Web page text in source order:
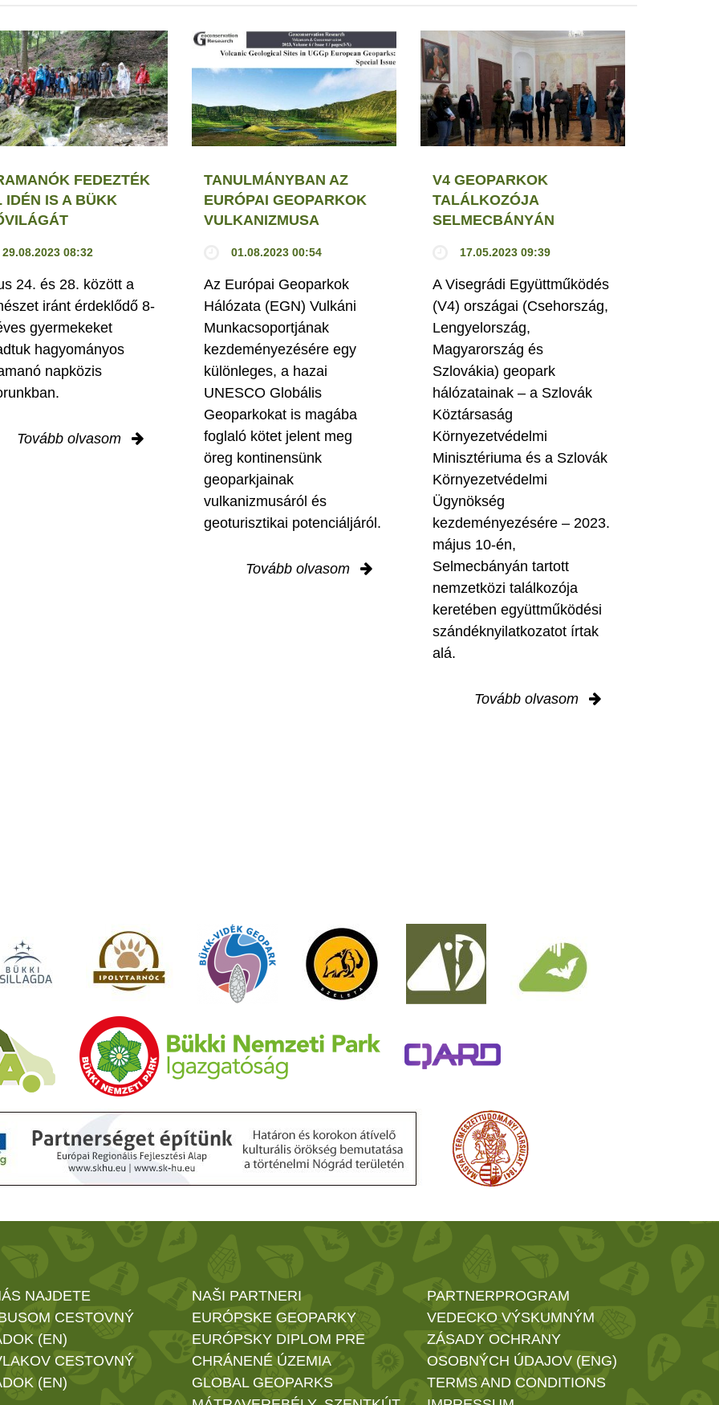
FEDEZTÉK
IDÉN IS A BÜKK
29.08.2023 08:32
24. és 28. között a
iránt érdeklődő 8-
gyermekeket
hagyományos
napközis
Tovább olvasom
TANULMÁNYBAN AZ
EURÓPAI GEOPARKOK
VULKANIZMUSA
01.08.2023 00:54
Az Európai Geoparkok
Hálózata (EGN) Vulkáni
Munkacsoportjának
kezdeményezésére egy
különleges, a hazai
UNESCO Globális
Geoparkokat is magába
foglaló kötet jelent meg
öreg kontinensünk
geoparkjainak
vulkanizmusáról és
geoturisztikai potenciáljáról.
Tovább olvasom
V4 GEOPARKOK
TALÁLKOZÓJA
SELMECBÁNYÁN
17.05.2023 09:39
A Visegrádi Együttműködés
(V4) országai (Csehország,
Lengyelország,
Magyarország és
Szlovákia) geopark
hálózatainak – a Szlovák
Köztársaság
Környezetvédelmi
Minisztériuma és a Szlovák
Környezetvédelmi
Ügynökség
kezdeményezésére – 2023.
május 10-én,
Selmecbányán tartott
nemzetközi találkozója
keretében együttműködési
szándéknyilatkozatot írtak
alá.
Tovább olvasom
NAJDETE
CESTOVNÝ
(EN)
CESTOVNÝ
(EN)
NAŠI PARTNERI
EURÓPSKE GEOPARKY
EURÓPSKY DIPLOM PRE
CHRÁNENÉ ÚZEMIA
GLOBAL GEOPARKS
PARTNERPROGRAM
VEDECKO VÝSKUMNÝM
ZÁSADY OCHRANY
OSOBNÝCH ÚDAJOV (ENG)
TERMS AND CONDITIONS